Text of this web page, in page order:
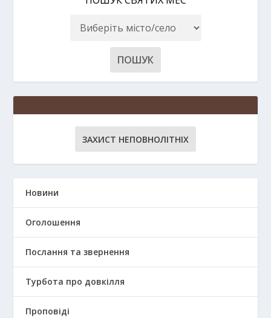
ЗАХИСТ НЕПОВНОЛІТНІХ
Новини
Оголошення
Послання та звернення
Турбота про довкілля
Проповіді